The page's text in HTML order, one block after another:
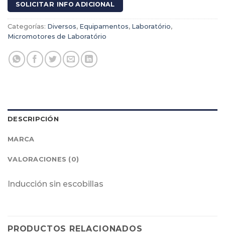
SOLICITAR INFO ADICIONAL
Categorías: Diversos, Equipamentos, Laboratório,
Micromotores de Laboratório
DESCRIPCIÓN
MARCA
VALORACIONES (0)
Inducción sin escobillas
PRODUCTOS RELACIONADOS